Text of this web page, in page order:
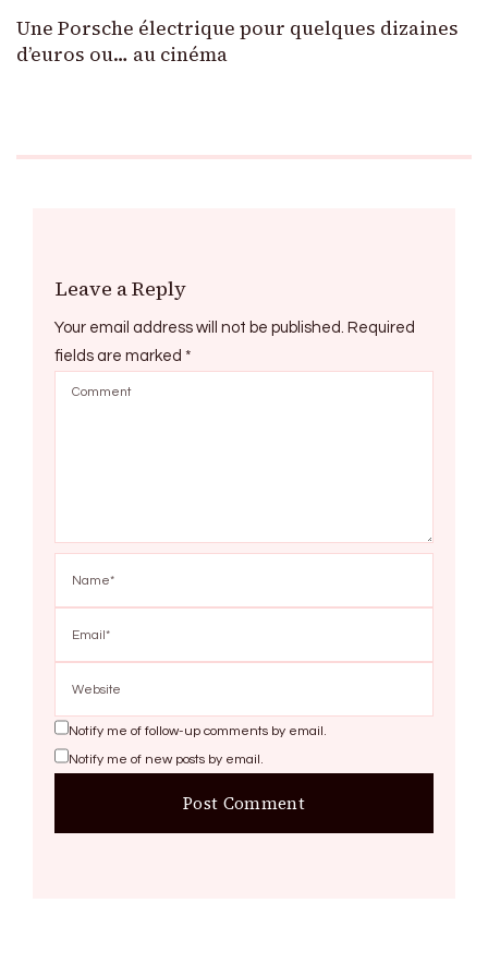
Une Porsche électrique pour quelques dizaines
d’euros ou… au cinéma
Leave a Reply
Your email address will not be published. Required
fields are marked *
Notify me of follow-up comments by email.
Notify me of new posts by email.